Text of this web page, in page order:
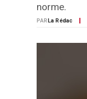
norme.
PARLa Rédac